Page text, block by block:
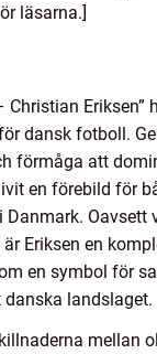
läsarna.]
Eriksen”
dansk fotboll.
förmåga att
en förebild för
Danmark. Oavsett
Eriksen en
en symbol för
landslaget.
mellan